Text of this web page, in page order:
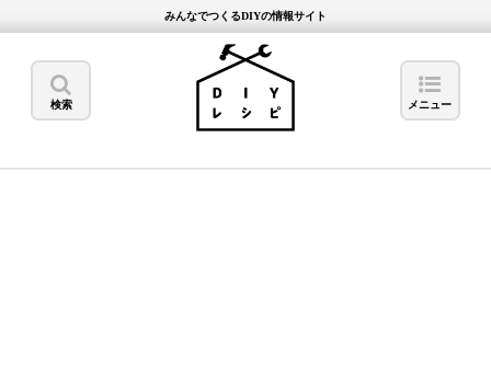
みんなでつくるDIYの情報サイト
検索 メニュー